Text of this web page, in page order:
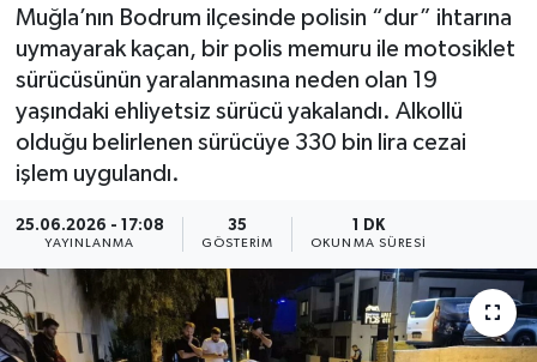
Muğla’nın Bodrum ilçesinde polisin “dur” ihtarına
uymayarak kaçan, bir polis memuru ile motosiklet
sürücüsünün yaralanmasına neden olan 19
yaşındaki ehliyetsiz sürücü yakalandı. Alkollü
olduğu belirlenen sürücüye 330 bin lira cezai
işlem uygulandı.
25.06.2026 - 17:08
YAYINLANMA
35
GÖSTERIM
1 DK
OKUNMA SÜRESI
Son Dakika Haberleri
Haber Arşivi